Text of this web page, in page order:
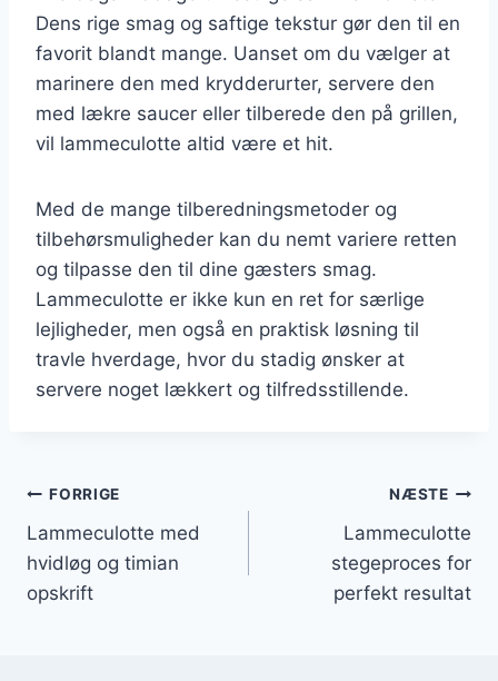
Dens rige smag og saftige tekstur gør den til en
favorit blandt mange. Uanset om du vælger at
marinere den med krydderurter, servere den
med lækre saucer eller tilberede den på grillen,
vil lammeculotte altid være et hit.
Med de mange tilberedningsmetoder og
tilbehørsmuligheder kan du nemt variere retten
og tilpasse den til dine gæsters smag.
Lammeculotte er ikke kun en ret for særlige
lejligheder, men også en praktisk løsning til
travle hverdage, hvor du stadig ønsker at
servere noget lækkert og tilfredsstillende.
Indlægsnavigation
FORRIGE
Lammeculotte med
hvidløg og timian
opskrift
NÆSTE
Lammeculotte
stegeproces for
perfekt resultat